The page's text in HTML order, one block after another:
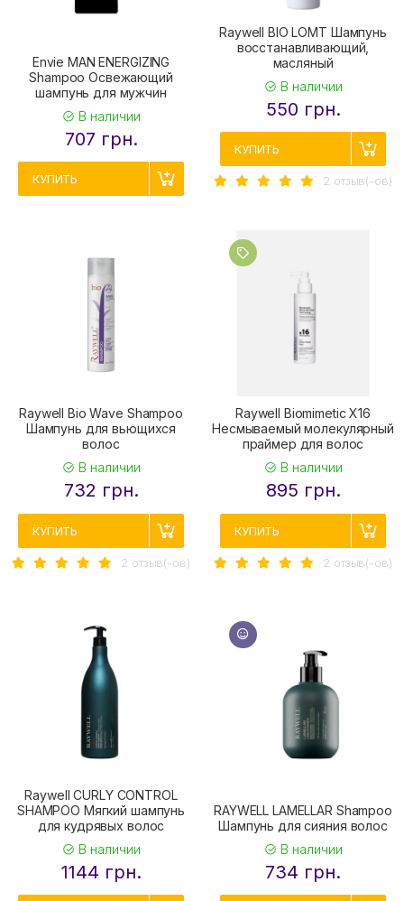
Envie MAN ENERGIZING
Shampoo Освежающий
шампунь для мужчин
В наличии
707 грн.
КУПИТЬ
Raywell BIO LOMT Шампунь
восстанавливающий,
масляный
В наличии
550 грн.
КУПИТЬ
2 отзыв(-ов)
Raywell Bio Wave Shampoo
Шампунь для вьющихся
волос
В наличии
732 грн.
КУПИТЬ
2 отзыв(-ов)
Raywell Biomimetic X16
Несмываемый молекулярный
праймер для волос
В наличии
895 грн.
КУПИТЬ
2 отзыв(-ов)
Raywell CURLY CONTROL
SHAMPOO Мягкий шампунь
для кудрявых волос
В наличии
1144 грн.
RAYWELL LAMELLAR Shampoo
Шампунь для сияния волос
В наличии
734 грн.